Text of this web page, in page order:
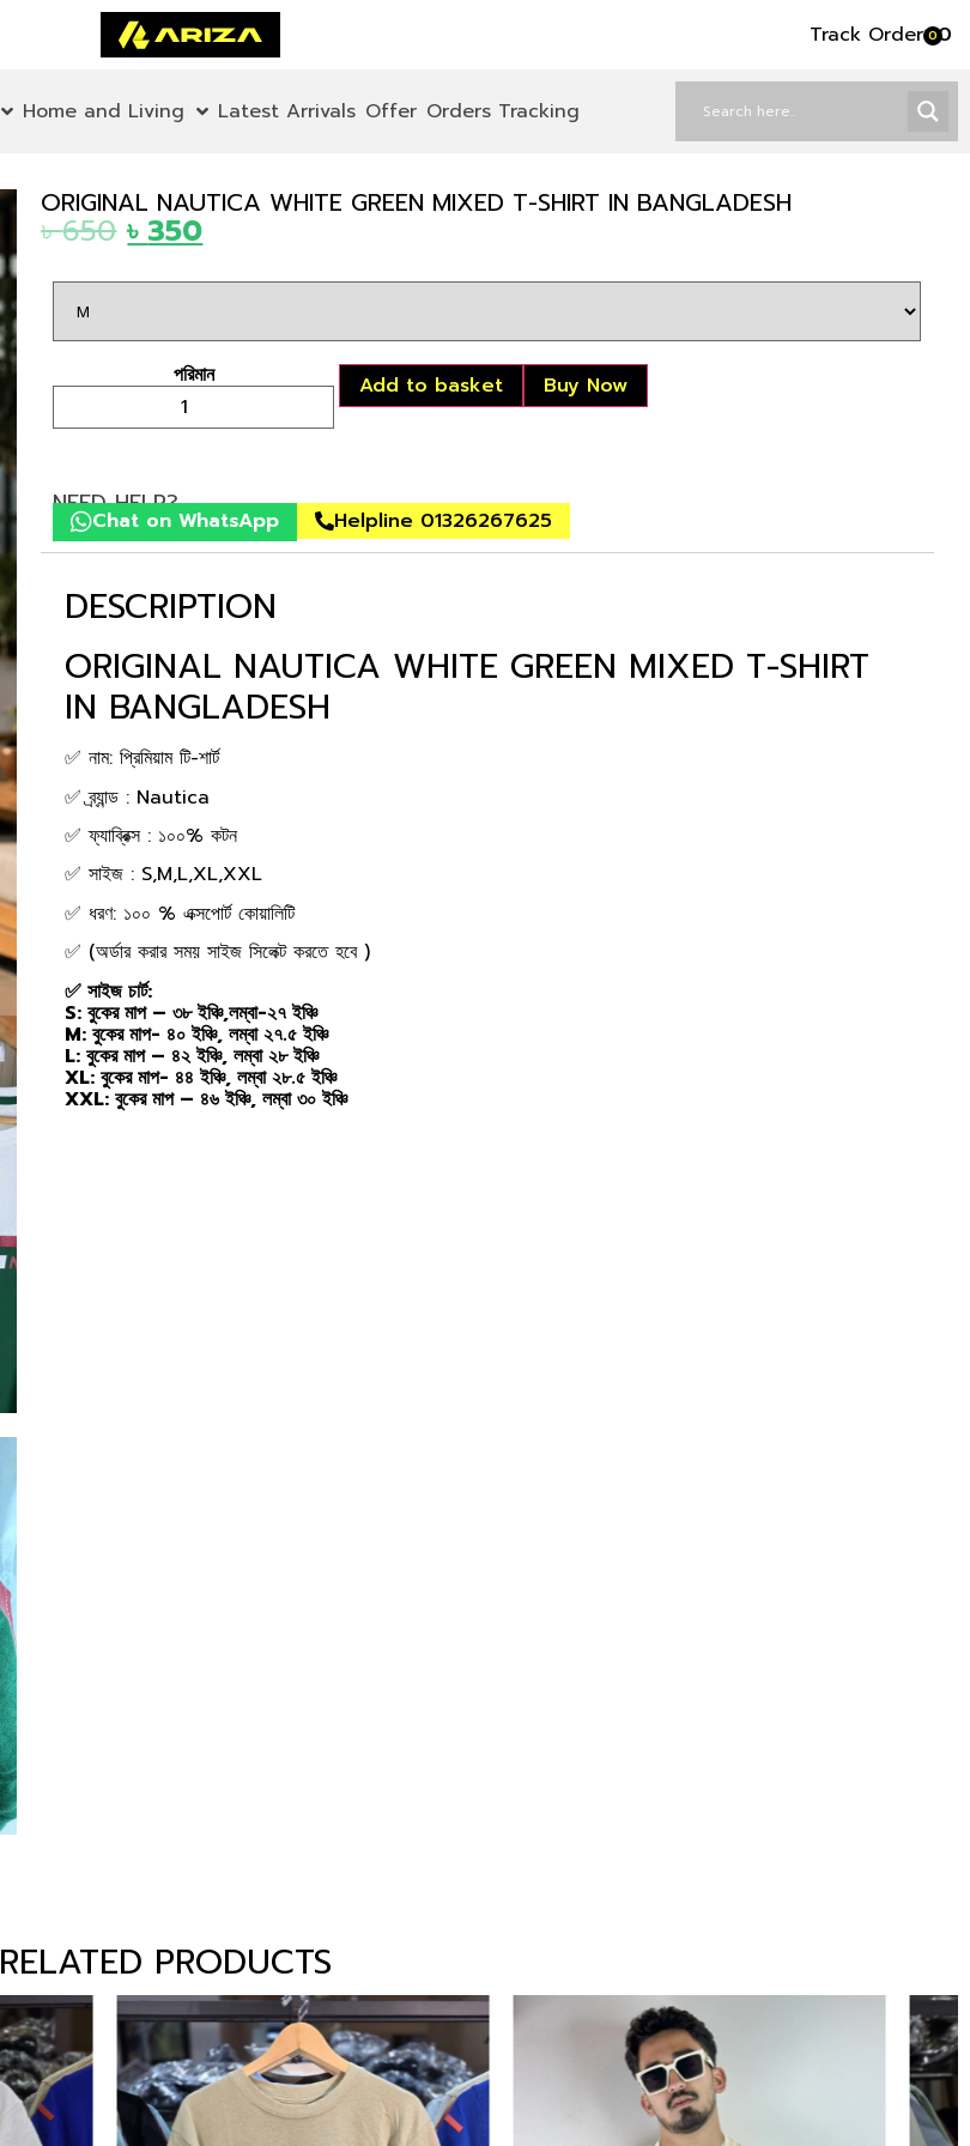
Track Order৳0
0
Home and Living Latest Arrivals Offer Orders Tracking
ORIGINAL NAUTICA WHITE GREEN MIXED T-SHIRT IN BANGLADESH
৳650 ৳ 350
Add to basket Buy Now
NEED HELP?
Chat on WhatsApp Helpline 01326267625
DESCRIPTION
ORIGINAL NAUTICA WHITE GREEN MIXED T-SHIRT
IN BANGLADESH
✅ নাম: প্রিমিয়াম টি-শার্ট
✅ ব্র্যান্ড : Nautica
✅ ফ্যাব্রিক্স : ১০০% কটন
✅ সাইজ : S,M,L,XL,XXL
✅ ধরণ: ১০০ % এক্সপোর্ট কোয়ালিটি
✅ (অর্ডার করার সময় সাইজ সিলেক্ট করতে হবে )
✅ সাইজ চার্ট:
S: বুকের মাপ – ৩৮ ইঞ্চি,লম্বা-২৭ ইঞ্চি
M: বুকের মাপ- ৪০ ইঞ্চি, লম্বা ২৭.৫ ইঞ্চি
L: বুকের মাপ – ৪২ ইঞ্চি, লম্বা ২৮ ইঞ্চি
XL: বুকের মাপ- ৪৪ ইঞ্চি, লম্বা ২৮.৫ ইঞ্চি
XXL: বুকের মাপ – ৪৬ ইঞ্চি, লম্বা ৩০ ইঞ্চি
RELATED PRODUCTS